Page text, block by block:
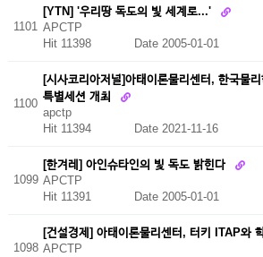
1101
[YTN] '우리땅 독도의 빛 세계로...'
APCTP
Hit 11398
Date 2005-01-01
1100
[시사코리아저널]아태이론물리센터, 한국물
특별세션 개최
apctp
Hit 11394 Date 2021-11-16
1099
[한겨레] 아인슈타인의 빛 독도 밝힌다
APCTP
Hit 11391
Date 2005-01-01
1098
[건설경제] 아태이론물리센터, 터키 ITAP와
APCTP